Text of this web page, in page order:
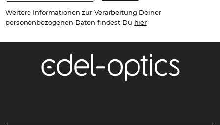
Weitere Informationen zur Verarbeitung Deiner
personenbezogenen Daten findest Du hier